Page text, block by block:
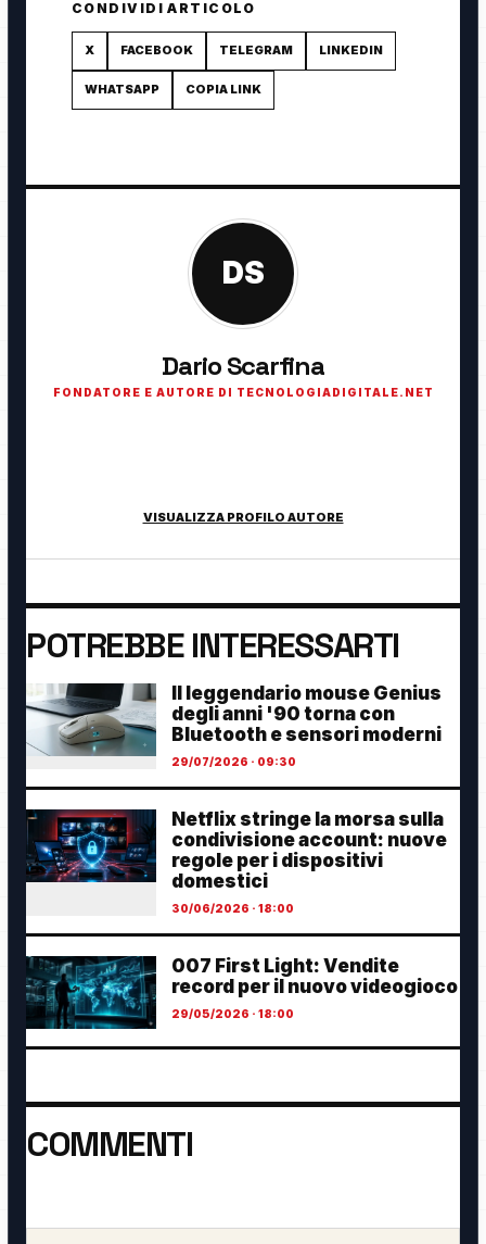
CONDIVIDI ARTICOLO
X FACEBOOK TELEGRAM LINKEDIN
WHATSAPP COPIA LINK
DS
Dario Scarfina
FONDATORE E AUTORE DI TECNOLOGIADIGITALE.NET
VISUALIZZA PROFILO AUTORE
POTREBBE INTERESSARTI
Il leggendario mouse Genius
degli anni '90 torna con
Bluetooth e sensori moderni
29/07/2026 · 09:30
Netflix stringe la morsa sulla
condivisione account: nuove
regole per i dispositivi
domestici
30/06/2026 · 18:00
007 First Light: Vendite
record per il nuovo videogioco
29/05/2026 · 18:00
COMMENTI